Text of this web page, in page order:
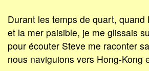
Durant les temps de quart, quand
et la mer paisible, je me glissais
pour écouter Steve me raconter
nous naviguions vers Hong-Kong